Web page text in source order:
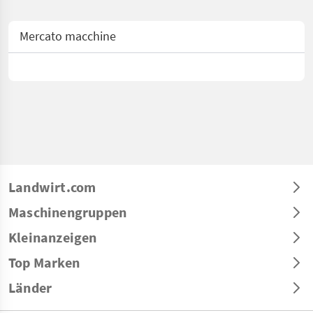
Mercato macchine
Landwirt.com
Maschinengruppen
Kleinanzeigen
Top Marken
Länder